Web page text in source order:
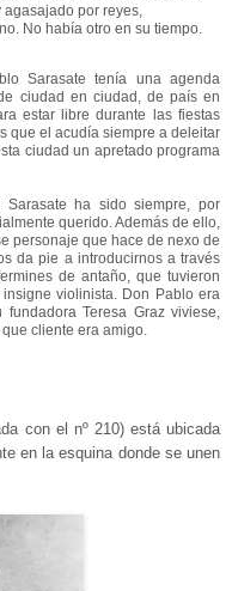
por reyes,
No había otro en su tiempo.
Sarasate tenía una agenda
ciudad en ciudad, de país en
estar libre durante las fiestas
que el acudía siempre a deleitar
ciudad un apretado programa
ha sido siempre, por
querido. Además de ello,
personaje que hace de nexo de
da pie a introducirnos a través
de antaño, que tuvieron
violinista. Don Pablo era
Teresa Graz viviese,
cliente era amigo.
con el nº 210) está ubicada
en la esquina donde se unen